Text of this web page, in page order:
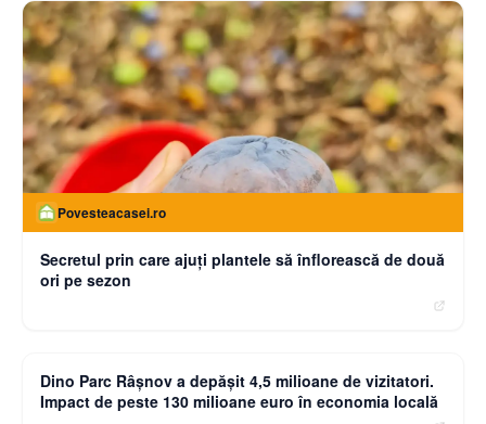
Povesteacasei.ro
Secretul prin care ajuți plantele să înflorească de două
ori pe sezon
Dino Parc Râșnov a depășit 4,5 milioane de vizitatori.
Impact de peste 130 milioane euro în economia locală